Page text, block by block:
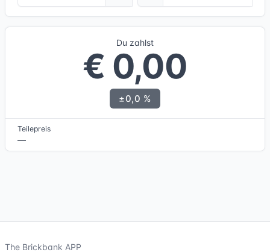
Du zahlst
€ 0,00
±0,0 %
Teilepreis
—
The Brickbank APP